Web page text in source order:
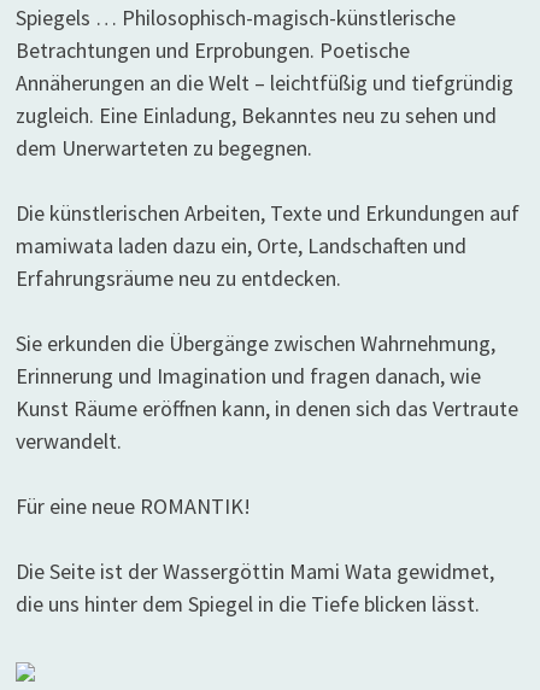
Spiegels … Philosophisch-magisch-künstlerische
Betrachtungen und Erprobungen. Poetische
Annäherungen an die Welt – leichtfüßig und tiefgründig
zugleich. Eine Einladung, Bekanntes neu zu sehen und
dem Unerwarteten zu begegnen.
Die künstlerischen Arbeiten, Texte und Erkundungen auf
mamiwata laden dazu ein, Orte, Landschaften und
Erfahrungsräume neu zu entdecken.
Sie erkunden die Übergänge zwischen Wahrnehmung,
Erinnerung und Imagination und fragen danach, wie
Kunst Räume eröffnen kann, in denen sich das Vertraute
verwandelt.
Für eine neue ROMANTIK!
Die Seite ist der Wassergöttin Mami Wata gewidmet,
die uns hinter dem Spiegel in die Tiefe blicken lässt.